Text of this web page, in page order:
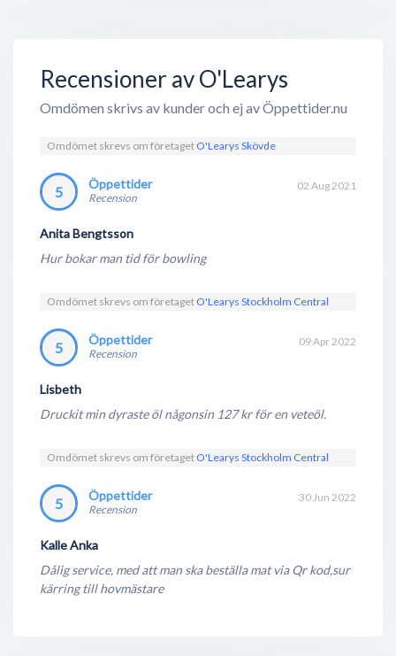
Recensioner av O'Learys
Omdömen skrivs av kunder och ej av Öppettider.nu
Omdömet skrevs om företaget O'Learys Skövde
5 Öppettider
Recension
Anita Bengtsson
02 Aug 2021
Hur bokar man tid för bowling
Omdömet skrevs om företaget O'Learys Stockholm Central
5 Öppettider
Recension
Lisbeth
09 Apr 2022
Druckit min dyraste öl någonsin 127 kr för en veteöl.
Omdömet skrevs om företaget O'Learys Stockholm Central
5 Öppettider
Recension
Kalle Anka
30 Jun 2022
Dålig service, med att man ska beställa mat via Qr kod,sur
kärring till hovmästare